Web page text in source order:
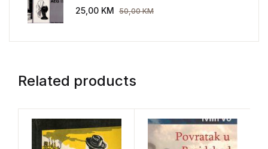
AEG 1907-1914.
25,00 KM 50,00KM
Related products